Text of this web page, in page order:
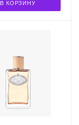
В КОРЗИНУ